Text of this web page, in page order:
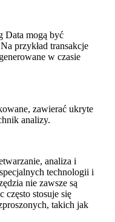
Data mogą być
przykład transakcje
w czasie
zawierać ukryte
analizy.
analiza i
technologii i
nie zawsze są
często stosuje się
takich jak